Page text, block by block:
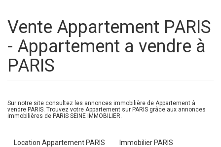
Vente Appartement PARIS
- Appartement a vendre à
PARIS
Sur notre site consultez les annonces immobilière de Appartement à
vendre PARIS. Trouvez votre Appartement sur PARIS grâce aux annonces
immobilières de PARIS SEINE IMMOBILIER.
Location Appartement PARIS Immobilier PARIS